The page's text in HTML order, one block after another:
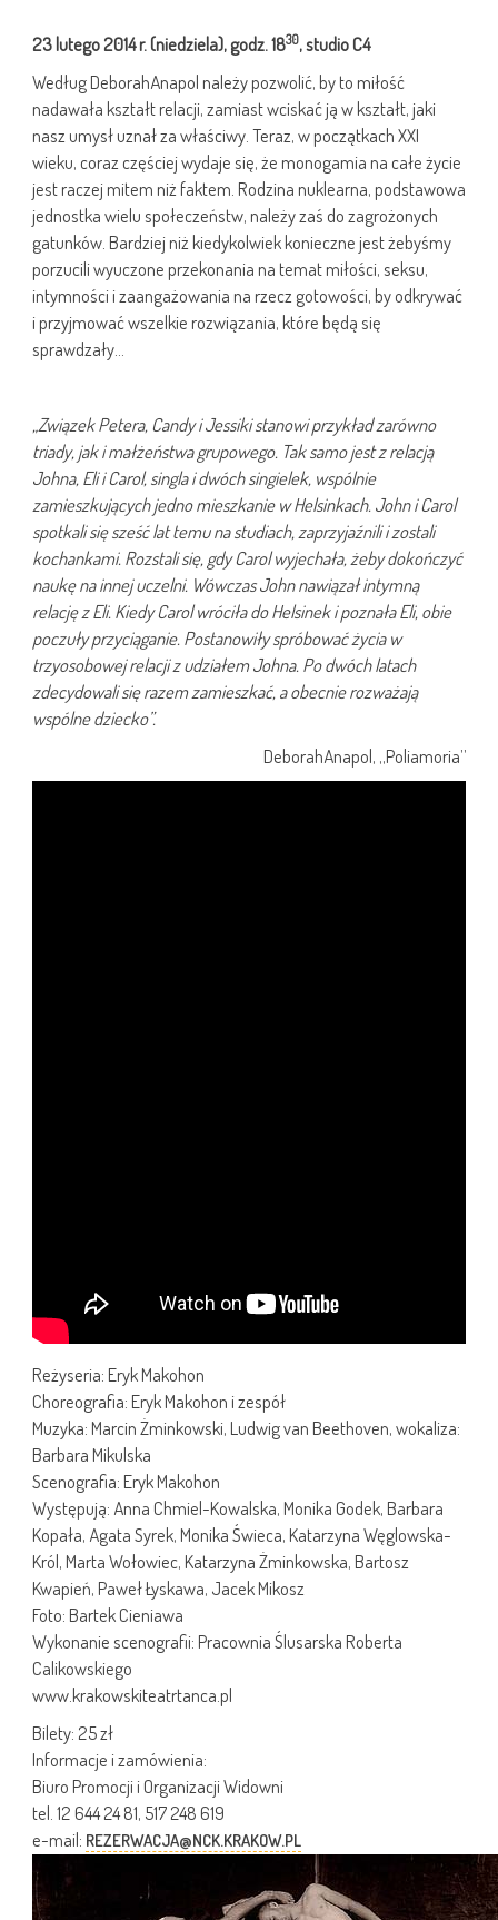
23 lutego 2014 r. (niedziela), godz. 1830,studio C4
Według DeborahAnapol należy pozwolić, by to miłość
nadawała kształt relacji, zamiast wciskać ją w kształt, jaki
nasz umysł uznał za właściwy. Teraz, w początkach XXI
wieku, coraz częściej wydaje się, że monogamia na całe życie
jest raczej mitem niż faktem. Rodzina nuklearna, podstawowa
jednostka wielu społeczeństw, należy zaś do zagrożonych
gatunków. Bardziej niż kiedykolwiek konieczne jest żebyśmy
porzucili wyuczone przekonania na temat miłości, seksu,
intymności i zaangażowania na rzecz gotowości, by odkrywać
i przyjmować wszelkie rozwiązania, które będą się
sprawdzały…
„Związek Petera, Candy i Jessiki stanowi przykład zarówno
triady, jak i małżeństwa grupowego. Tak samo jest z relacją
Johna, Eli i Carol, singla i dwóch singielek, wspólnie
zamieszkujących jedno mieszkanie w Helsinkach. John i Carol
spotkali się sześć lat temu na studiach, zaprzyjaźnili i zostali
kochankami. Rozstali się, gdy Carol wyjechała, żeby dokończyć
naukę na innej uczelni. Wówczas John nawiązał intymną
relację z Eli. Kiedy Carol wróciła do Helsinek i poznała Eli, obie
poczuły przyciąganie. Postanowiły spróbować życia w
trzyosobowej relacji z udziałem Johna. Po dwóch latach
zdecydowali się razem zamieszkać, a obecnie rozważają
wspólne dziecko”.
DeborahAnapol, „Poliamoria”
Reżyseria: Eryk Makohon
Choreografia: Eryk Makohon i zespół
Muzyka: Marcin Żminkowski, Ludwig van Beethoven, wokaliza:
Barbara Mikulska
Scenografia: Eryk Makohon
Występują: Anna Chmiel-Kowalska, Monika Godek, Barbara
Kopała, Agata Syrek, Monika Świeca, Katarzyna Węglowska-
Król, Marta Wołowiec, Katarzyna Żminkowska, Bartosz
Kwapień, Paweł Łyskawa, Jacek Mikosz
Foto: Bartek Cieniawa
Wykonanie scenografii: Pracownia Ślusarska Roberta
Calikowskiego
www.krakowskiteatrtanca.pl
Bilety: 25 zł
Informacje i zamówienia:
Biuro Promocji i Organizacji Widowni
tel. 12 644 24 81, 517 248 619
e-mail: REZERWACJA@NCK.KRAKOW.PL